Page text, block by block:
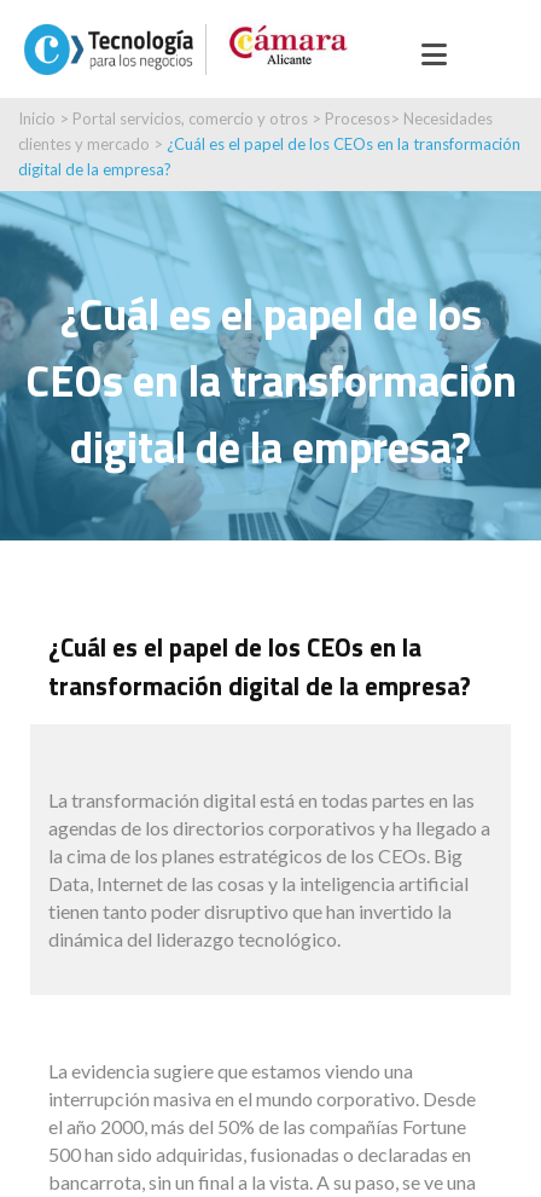
Inicio > Portal servicios, comercio y otros > Procesos> Necesidades
clientes y mercado > ¿Cuál es el papel de los CEOs en la transformación
digital de la empresa?
¿Cuál es el papel de los
CEOs en la transformación
digital de la empresa?
¿Cuál es el papel de los CEOs en la
transformación digital de la empresa?
La transformación digital está en todas partes en las
agendas de los directorios corporativos y ha llegado a
la cima de los planes estratégicos de los CEOs. Big
Data, Internet de las cosas y la inteligencia artificial
tienen tanto poder disruptivo que han invertido la
dinámica del liderazgo tecnológico.
La evidencia sugiere que estamos viendo una
interrupción masiva en el mundo corporativo. Desde
el año 2000, más del 50% de las compañías Fortune
500 han sido adquiridas, fusionadas o declaradas en
bancarrota, sin un final a la vista. A su paso, se ve una